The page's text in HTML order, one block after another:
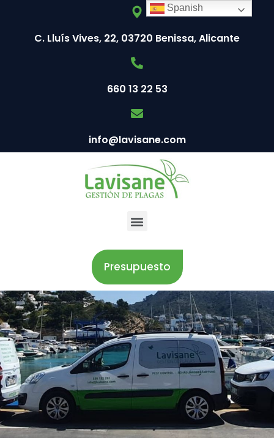
C. Lluís Vives, 22, 03720 Benissa, Alicante
660 13 22 53
info@lavisane.com
Presupuesto
Spanish